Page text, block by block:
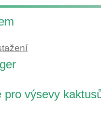
pro výsevy